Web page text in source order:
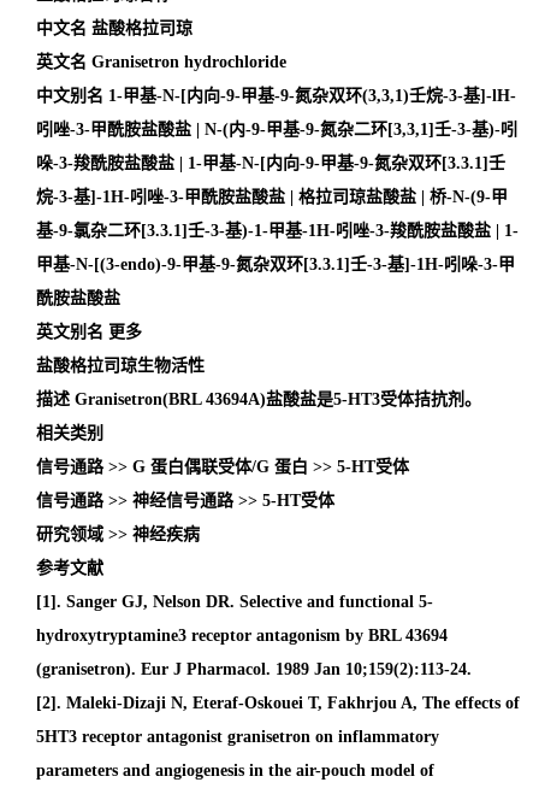
中文名 盐酸格拉司琼
英文名 Granisetron hydrochloride
中文别名 1-甲基-N-[内向-9-甲基-9-氮杂双环(3,3,1)壬烷-3-基]-lH-
吲唑-3-甲酰胺盐酸盐 | N-(内-9-甲基-9-氮杂二环[3,3,1]壬-3-基)-吲
哚-3-羧酰胺盐酸盐 | 1-甲基-N-[内向-9-甲基-9-氮杂双环[3.3.1]壬
烷-3-基]-1H-吲唑-3-甲酰胺盐酸盐 | 格拉司琼盐酸盐 | 桥-N-(9-甲
基-9-氯杂二环[3.3.1]壬-3-基)-1-甲基-1H-吲唑-3-羧酰胺盐酸盐 | 1-
甲基-N-[(3-endo)-9-甲基-9-氮杂双环[3.3.1]壬-3-基]-1H-吲哚-3-甲
酰胺盐酸盐
英文别名 更多
盐酸格拉司琼生物活性
描述 Granisetron(BRL 43694A)盐酸盐是5-HT3受体拮抗剂。
相关类别
信号通路>> G 蛋白偶联受体/G 蛋白 >> 5-HT受体
信号通路>> 神经信号通路 >> 5-HT受体
研究领域 >> 神经疾病
参考文献
[1]. Sanger GJ, Nelson DR. Selective and functional 5-
hydroxytryptamine3 receptor antagonism by BRL 43694
(granisetron). Eur J Pharmacol. 1989 Jan 10;159(2):113-24.
[2]. Maleki-Dizaji N, Eteraf-Oskouei T, Fakhrjou A, The effects of
5HT3 receptor antagonist granisetron on inflammatory
parameters and angiogenesis in the air-pouch model of